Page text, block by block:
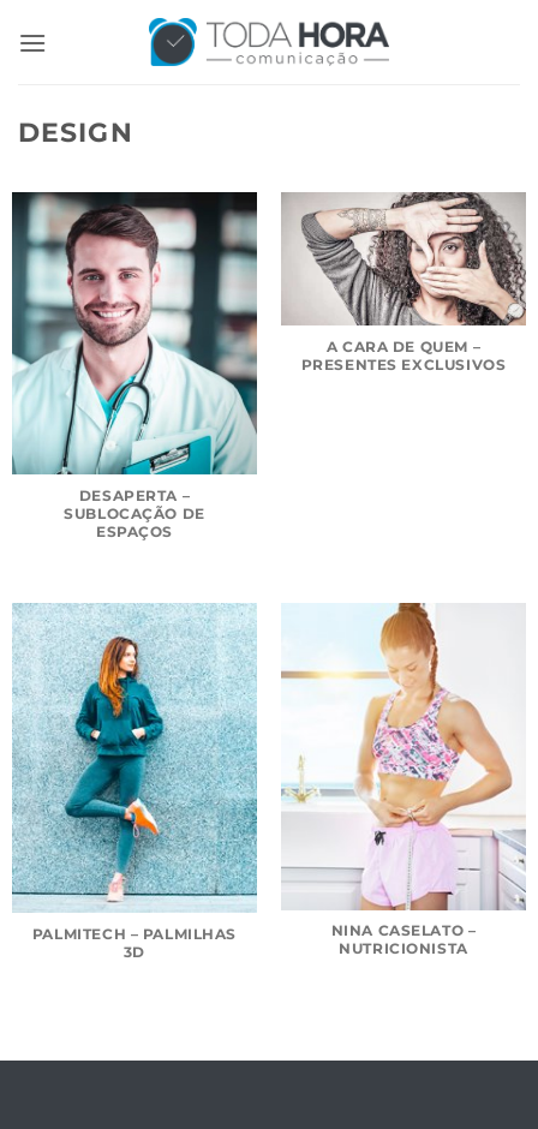
DESIGN
DESAPERTA –
SUBLOCAÇÃO DE
ESPAÇOS
A CARA DE QUEM –
PRESENTES EXCLUSIVOS
PALMITECH – PALMILHAS
3D
NINA CASELATO –
NUTRICIONISTA